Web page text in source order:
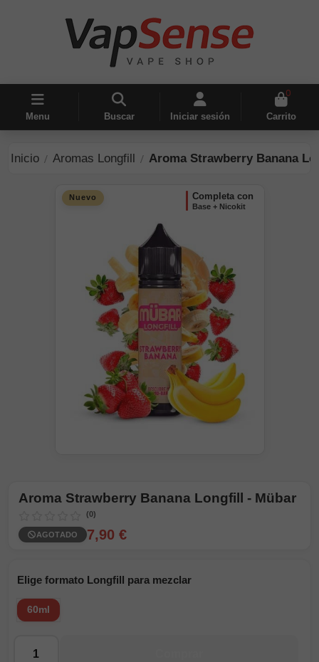
Menu Buscar Iniciar sesión
0
Carrito
Inicio Aromas Longfill Aroma Strawberry Banana
Nuevo completa con
Base + Nicokit
Aroma Strawberry Banana Longfill - Mübar
(0)
AGOTADO 7,90 €
Elige formato Longfill para mezclar
60ml